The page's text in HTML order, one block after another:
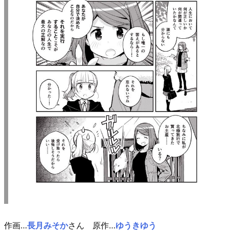
作画…長月みそかさん 原作…ゆうきゆう